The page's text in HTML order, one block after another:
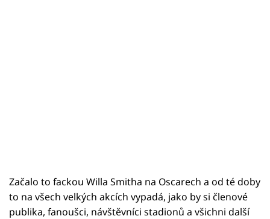
Začalo to fackou Willa Smitha na Oscarech a od té doby
to na všech velkých akcích vypadá, jako by si členové
publika, fanoušci, návštěvníci stadionů a všichni další